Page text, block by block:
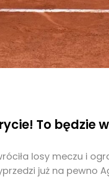
To będzie
losy meczu i
już na pewno